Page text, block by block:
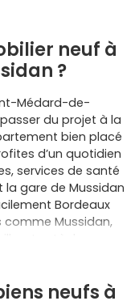
neuf à
?
Médard-de-
du projet à la
bien placé
d’un quotidien
services de santé
la gare de Mussidan
Bordeaux
comme Mussidan,
Les Lèches,
des-
à moins de 20
neufs à